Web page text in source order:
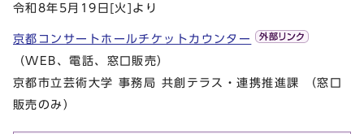
令和8年5月19日[火]より
京都コンサートホールチケットカウンター
（WEB、電話、窓口販売）
京都市立芸術大学 事務局 共創テラス・連携推進課 （窓口
販売のみ）